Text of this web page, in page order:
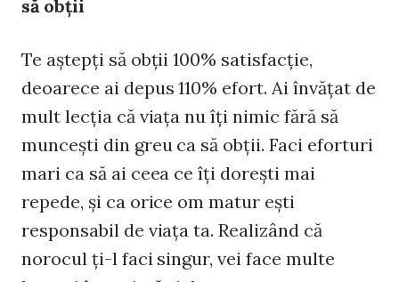
să obţii
Te aştepţi să obţii 100% satisfacţie,
deoarece ai depus 110% efort. Ai învăţat de
mult lecţia că viaţa nu îţi nimic fără să
munceşti din greu ca să obţii. Faci eforturi
mari ca să ai ceea ce îţi doreşti mai
repede, şi ca orice om matur eşti
responsabil de viaţa ta. Realizând că
norocul ţi-l faci singur, vei face multe